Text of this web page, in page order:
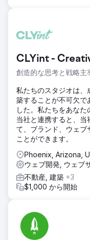
CLYint -
創造的な思考と戦略主
私たちのスタジオは、
築することが不可欠で
した。私たちをあなた
当社と連携すると、当
て、ブランド、ウェブ
ことができます。
Phoenix, Arizona,
ウェブ開発, ウェブ
不動産, 建築 +3
$1,000 から開始